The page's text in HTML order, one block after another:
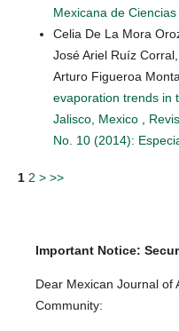
Mexicana de
Celia De La Mora
José Ariel Ruíz
Arturo Figueroa
evaporation trends in
Jalisco, Mexico
No. 10 (2014):
1 2 > >>
Important Notice:
Dear Mexican Journal of
Community: